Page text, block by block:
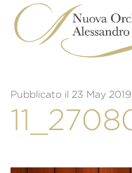
content
Pubblicato il 23 May 2019